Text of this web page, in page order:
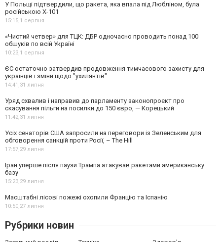
У Польщі підтвердили, що ракета, яка впала під Любліном, була
російською Х-101
15:15,1 серпня
«Чистий четвер» для ТЦК: ДБР одночасно проводить понад 100
обшуків по всій Україні
10:23,1 серпня
ЄС остаточно затвердив продовження тимчасового захисту для
українців і зміни щодо "ухилянтів"
14:41,31 липня
Уряд схвалив і направив до парламенту законопроєкт про
скасування пільги на посилки до 150 євро, — Корецький
11:42,31 липня
Усіх сенаторів США запросили на переговори із Зеленським для
обговорення санкцій проти Росії, – The Hill
17:57,29 липня
Іран уперше після паузи Трампа атакував ракетами американську
базу
15:23,29 липня
Масштабні лісові пожежі охопили Францію та Іспанію
10:50,27 липня
Рубрики новин